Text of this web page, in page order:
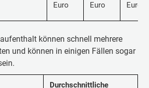
Euro
Euro
Euro
können schnell mehrere
und können in einigen Fällen sogar
Durchschnittliche